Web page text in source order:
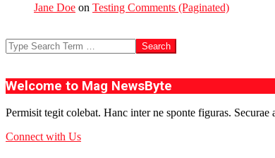
Jane Doe on Testing Comments (Paginated)
Search
Welcome to Mag NewsByte
Permisit tegit colebat. Hanc inter ne sponte figuras.
Connect with Us